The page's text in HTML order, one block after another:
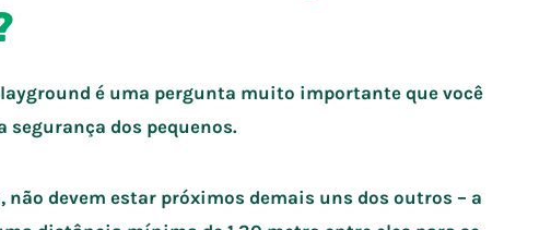
é uma pergunta muito importante que você
segurança dos pequenos.
não devem estar próximos demais uns dos outros – a